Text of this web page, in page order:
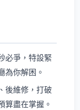
必爭，特設緊
為你解困。
後維修，打破
算盡在掌握。